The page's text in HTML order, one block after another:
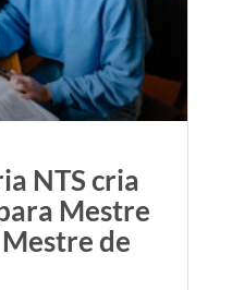
NTS cria
Mestre
de